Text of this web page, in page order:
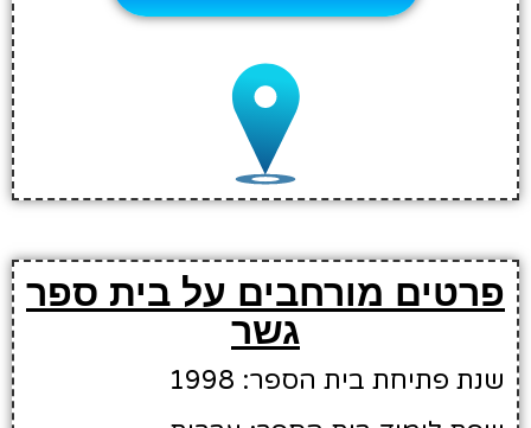
פרטים מורחבים על בית ספר
גשר
שנת פתיחת בית הספר: 1998